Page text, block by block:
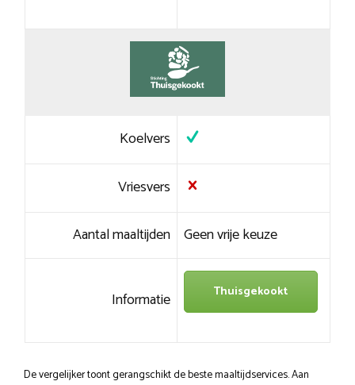
Koelvers
Vriesvers
Aantal maaltijden Geen vrije keuze
Informatie Thuisgekookt
De vergelijker toont gerangschikt de beste maaltijdservices. Aan